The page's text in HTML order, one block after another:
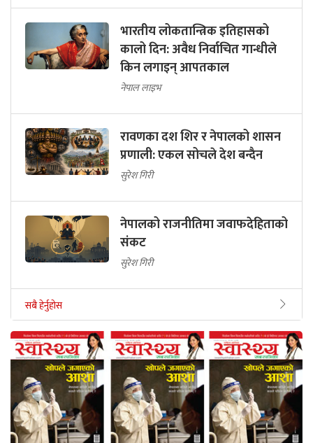
भारतीय लोकतान्त्रिक इतिहासको
कालो दिन: अवैध निर्वाचित गान्धीले
किन लगाइन् आपतकाल
नेपाल लाइभ
रावणका दश शिर र नेपालको शासन
प्रणाली: एकल सोचले देश बन्दैन
सुरेश गिरी
नेपालको राजनीतिमा जवाफदेहिताको
संकट
सुरेश गिरी
सबै हेर्नुहोस